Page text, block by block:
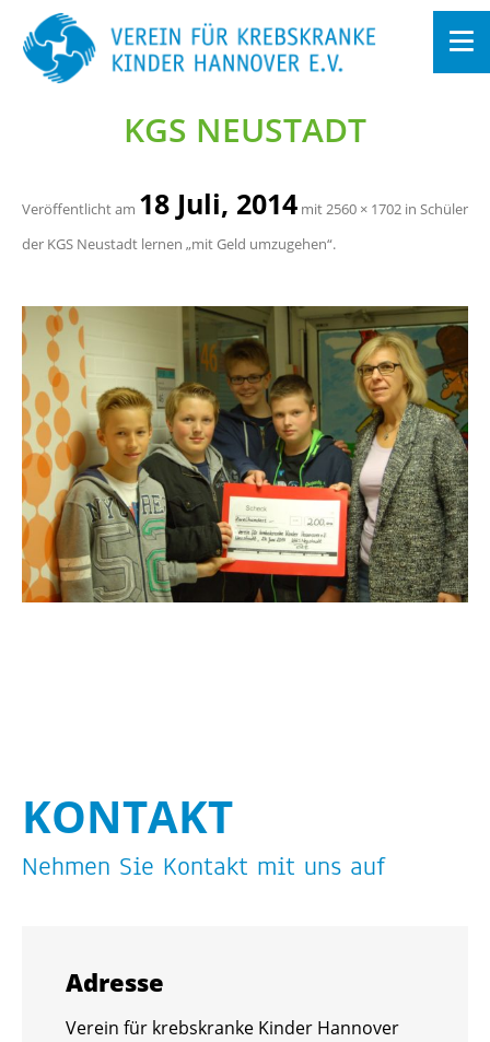
Zum
In­
halt
KGS NEU­STADT
Ver­öf­fent­licht am 18 Juli, 2014 mit2560 × 1702 in Schü­ler
der KGS Neu­stadt ler­nen „mit Geld um­zu­ge­hen“.
KON­TAKT
Neh­men Sie Kon­takt mit uns auf
Adres­se
Ver­ein für krebs­kran­ke Kin­der Han­no­ver